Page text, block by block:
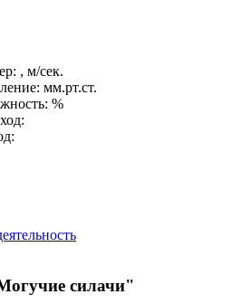
, м/сек.
мм.рт.ст.
%
силачи"